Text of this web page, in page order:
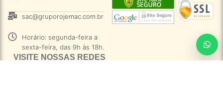
sac@gruporojemac.com.br
Horário: segunda-feira a
sexta-feira, das 9h às 18h.
VISITE NOSSAS REDES